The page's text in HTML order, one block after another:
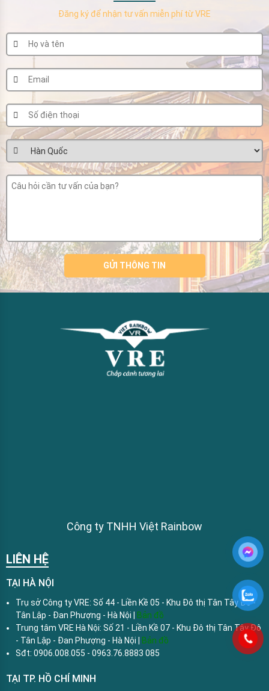
Đăng ký để nhận tư vấn miễn phí từ VRE
Công ty TNHH Việt Rainbow
LIÊN HỆ
TẠI HÀ NỘI
Trụ sở Công ty VRE: Số 44 - Liền Kề 05 - Khu Đô thị Tân Tây Đô -
Tân Lập - Đan Phượng - Hà Nội |
Bản đồ
Trung tâm VRE Hà Nội: Số 21 - Liền Kề 07 - Khu Đô thị Tân Tây Đô
- Tân Lập - Đan Phượng - Hà Nội |
Bản đồ
Sđt: 0906.008.055 - 0963.76.8883 085
TẠI TP. HỒ CHÍ MINH